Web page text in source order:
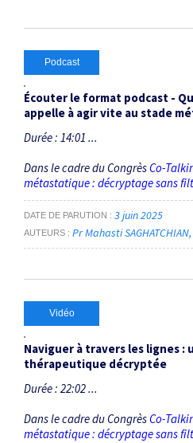
Podcast
Écouter le format podcast -
appelle à agir vite au stade
Durée : 14:01 ...
Dans le cadre du CongrèsCo-
métastatique : décryptage sans
DATE DE PARUTION 3 juin 2025
AUTEURS Pr Mahasti SAGHATCHIAN
Vidéo
Naviguer à travers les lignes :
thérapeutique décryptée
Durée : 22:02 ...
Dans le cadre du CongrèsCo-
métastatique : décryptage sans